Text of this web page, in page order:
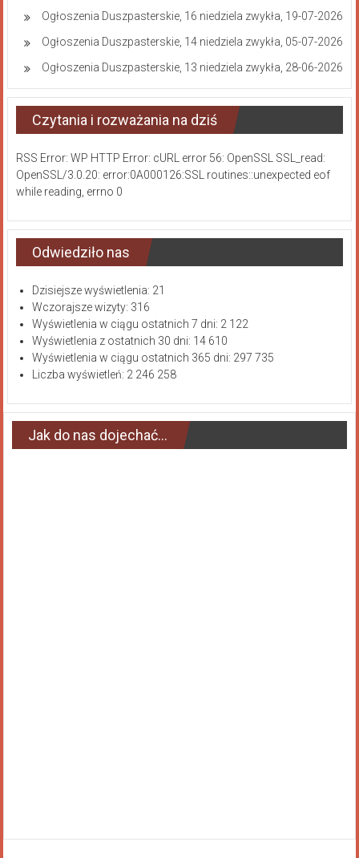
Ogłoszenia Duszpasterskie, 16 niedziela zwykła, 19-07-2026
Ogłoszenia Duszpasterskie, 14 niedziela zwykła, 05-07-2026
Ogłoszenia Duszpasterskie, 13 niedziela zwykła, 28-06-2026
Czytania i rozważania na dziś
RSS Error: WP HTTP Error: cURL error 56: OpenSSL SSL_read:
OpenSSL/3.0.20: error:0A000126:SSL routines::unexpected eof
while reading, errno 0
Odwiedziło nas
Dzisiejsze wyświetlenia: 21
Wczorajsze wizyty: 316
Wyświetlenia w ciągu ostatnich 7 dni: 2 122
Wyświetlenia z ostatnich 30 dni: 14 610
Wyświetlenia w ciągu ostatnich 365 dni: 297 735
Liczba wyświetleń: 2 246 258
Jak do nas dojechać…